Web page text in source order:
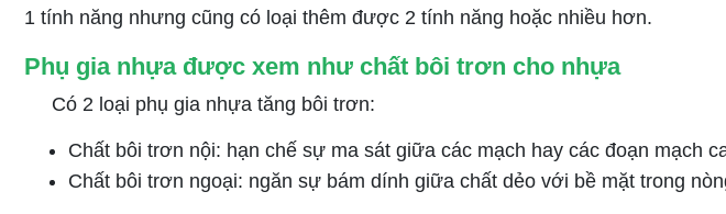
1 tính năng nhưng cũng có loại thêm được 2 tính năng hoặc nhiều hơn.
Phụ gia nhựa được xem như chất bôi trơn cho nhựa
Có 2 loại phụ gia nhựa tăng bôi trơn:
Chất bôi trơn nội: hạn chế sự ma sát giữa các mạch hay các đoạn mạch
Chất bôi trơn ngoại: ngăn sự bám dính giữa chất dẻo với bề mặt trong